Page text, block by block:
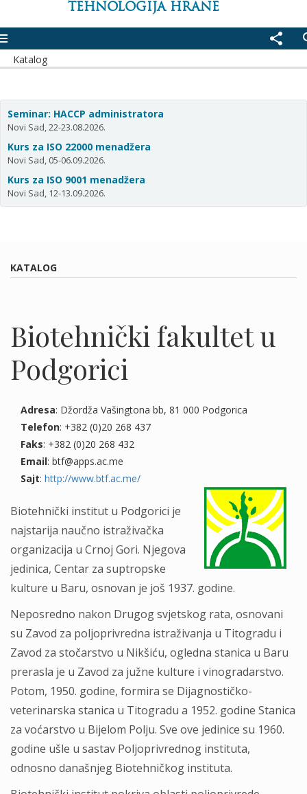
TEHNOLOGIJA HRANE
share
Katalog
Seminar: HACCP administratora
Novi Sad, 22-23.08.2026.
Kurs za ISO 22000 menadžera
Novi Sad, 05-06.09.2026.
Kurs za ISO 9001 menadžera
Novi Sad, 12-13.09.2026.
KATALOG
Biotehnički fakultet u
Podgorici
Adresa: Džordža Vašingtona bb, 81 000 Podgorica
Telefon: +382 (0)20 268 437
Faks: +382 (0)20 268 432
Email: btf@apps.ac.me
Sajt: http://www.btf.ac.me/
Biotehnički institut u Podgorici je
najstarija naučno istraživačka
organizacija u Crnoj Gori. Njegova
jedinica, Centar za suptropske
kulture u Baru, osnovan je još 1937. godine.
Neposredno nakon Drugog svjetskog rata, osnovani
su Zavod za poljoprivredna istraživanja u Titogradu i
Zavod za stočarstvo u Nikšiću, ogledna stanica u Baru
prerasla je u Zavod za južne kulture i vinogradarstvo.
Potom, 1950. godine, formira se Dijagnostičko-
veterinarska stanica u Titogradu a 1952. godine Stanica
za voćarstvo u Bijelom Polju. Sve ove jedinice su 1960.
godine ušle u sastav Poljoprivrednog instituta,
odnosno današnjeg Biotehničkog instituta.